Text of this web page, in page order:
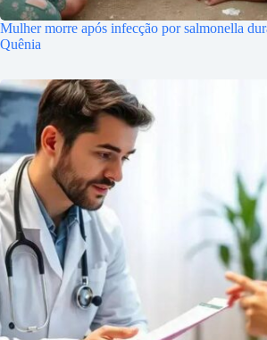
Mulher morre após infecção por salmonella
Quênia